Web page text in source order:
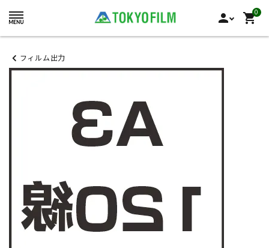
person 0
shopping_cart
フィルム出力